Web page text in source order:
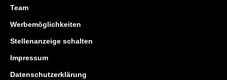
Team
Werbemöglichkeiten
Stellenanzeige schalten
Impressum
Datenschutzerklärung